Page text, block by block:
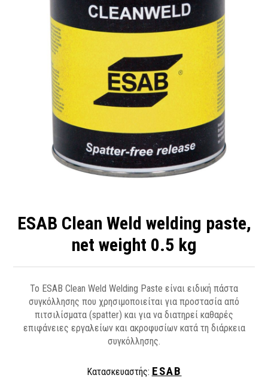
ESAB Clean Weld welding paste,
net weight 0.5 kg
Το ESAB Clean Weld Welding Paste είναι ειδική πάστα
συγκόλλησης που χρησιμοποιείται για προστασία από
πιτσιλίσματα (spatter) και για να διατηρεί καθαρές
επιφάνειες εργαλείων και ακροφυσίων κατά τη διάρκεια
συγκόλλησης.
Κατασκευαστής: ESAB